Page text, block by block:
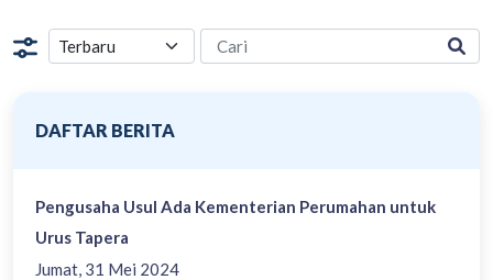
DAFTAR BERITA
Jumat, 31 Mei 2024
Pengusaha Usul Ada Kementerian Perumahan untuk
Urus Tapera